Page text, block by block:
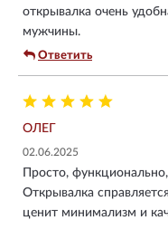
открывалка очень
мужчины.
Ответить
ОЛЕГ
02.06.2025
Просто,
Открывалка
ценит минимализм и